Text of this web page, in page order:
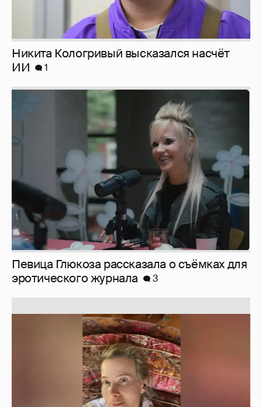
Никита Кологривый высказался насчёт
ИИ
1
Певица Глюкоза рассказала о съёмках для
эротического журнала
3